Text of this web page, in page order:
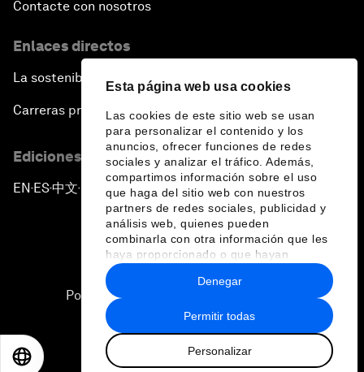
Esta página web usa cookies
Las cookies de este sitio web se usan
para personalizar el contenido y los
anuncios, ofrecer funciones de redes
sociales y analizar el tráfico. Además,
compartimos información sobre el uso
que haga del sitio web con nuestros
partners de redes sociales, publicidad y
análisis web, quienes pueden
combinarla con otra información que les
haya proporcionado o que hayan
recopilado a partir del uso que haya
hecho de sus servicios.
Permitir todas
Personalizar
Denegar
Contacte con nosotros
Enlaces directos
La sostenibilidad en el Foro
Carreras profesionales
Ediciones en otros idiomas
EN ▪ES▪中文▪ 日本語
Política de privacidad y normas de uso
Sitemap
2026 Foro Económico Mundial